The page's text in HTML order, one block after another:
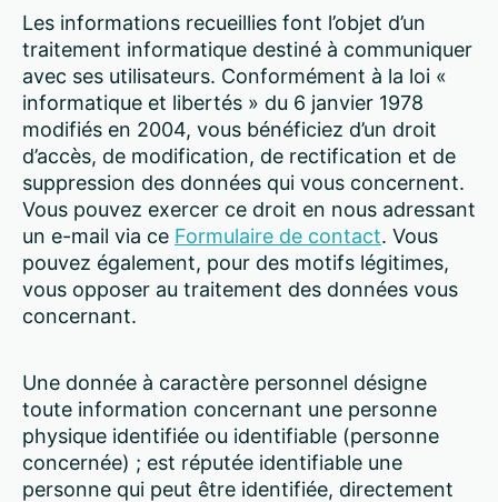
Les informations recueillies font l’objet d’un
traitement informatique destiné à communiquer
avec ses utilisateurs. Conformément à la loi «
informatique et libertés » du 6 janvier 1978
modifiés en 2004, vous bénéficiez d’un droit
d’accès, de modification, de rectification et de
suppression des données qui vous concernent.
Vous pouvez exercer ce droit en nous adressant
un e-mail via ce Formulaire de contact. Vous
pouvez également, pour des motifs légitimes,
vous opposer au traitement des données vous
concernant.
Une donnée à caractère personnel désigne
toute information concernant une personne
physique identifiée ou identifiable (personne
concernée) ; est réputée identifiable une
personne qui peut être identifiée, directement